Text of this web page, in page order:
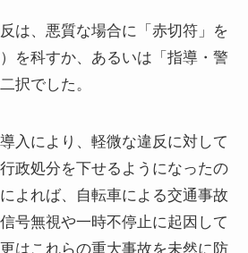
は、悪質な場合に「赤切符」を
を科すか、あるいは「指導・警
択でした。
入により、軽微な違反に対して
政処分を下せるようになったの
よれば、自転車による交通事故
号無視や一時不停止に起因して
はこれらの重大事故を未然に防